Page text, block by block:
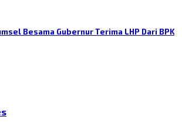
Besama Gubernur Terima LHP Dari BPK